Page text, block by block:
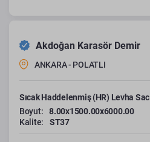
Akdoğan Karasör Demir
ANKARA - POLATLI
Sıcak Haddelenmiş (HR) Levha Sac
Boyut:
8.00x1500.00x6000.00
Kalite:
ST37